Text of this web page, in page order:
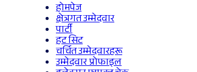
होमपेज
क्षेत्रगत उम्मेदवार
पार्टी
हट सिट
चर्चित उम्मेदवारहरू
उम्मेदवार प्रोफाइल